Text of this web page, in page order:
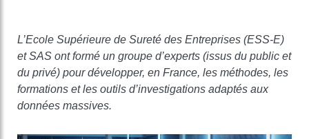
L’Ecole Supérieure de Sureté des Entreprises (ESS-E)
et SAS ont formé un groupe d’experts (issus du public et
du privé) pour développer, en France, les méthodes, les
formations et les outils d’investigations adaptés aux
données massives.